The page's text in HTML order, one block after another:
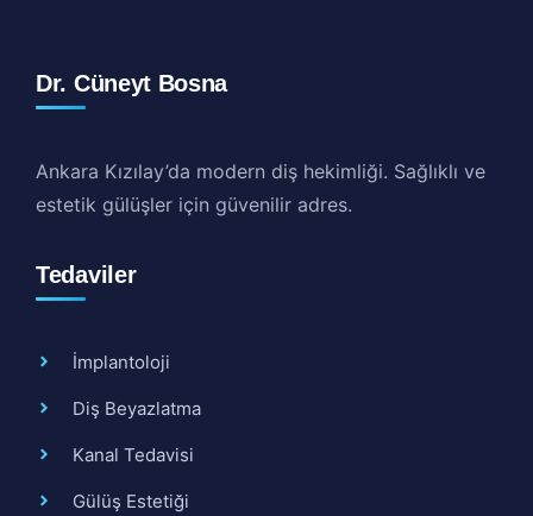
Dr. Cüneyt Bosna
Ankara Kızılay’da modern diş hekimliği. Sağlıklı ve
estetik gülüşler için güvenilir adres.
Tedaviler
İmplantoloji
Diş Beyazlatma
Kanal Tedavisi
Gülüş Estetiği